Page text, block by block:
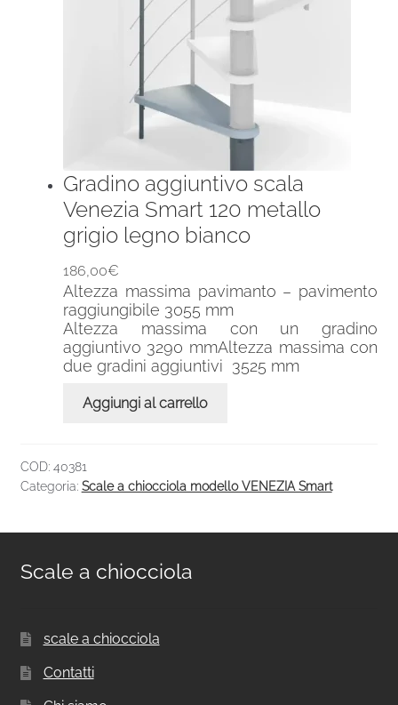
Gradino aggiuntivo scala
Venezia Smart 120 metallo
grigio legno bianco
186,00€
Altezza massima pavimanto – pavimento
raggiungibile 3055 mm
Altezza massima con un gradino
aggiuntivo 3290 mmAltezza massima con
due gradini aggiuntivi 3525 mm
Aggiungi al carrello
COD: 40381
Categoria: Scale a chiocciola modello VENEZIA Smart
Scale a chiocciola
scale a chiocciola
Contatti